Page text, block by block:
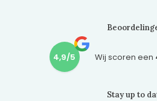
4,9/5 Wij scoren een
Stay up to